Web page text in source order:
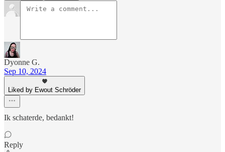
Dyonne G.
Sep 10, 2024
Liked by Ewout Schröder
Ik schaterde, bedankt!
Reply